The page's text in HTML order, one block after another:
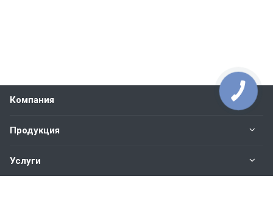
Компания
Продукция
Услуги